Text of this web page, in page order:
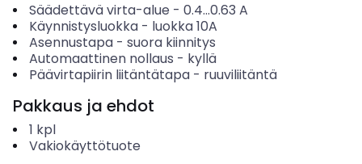
Säädettävä virta-alue - 0.4...0.63 A
Käynnistysluokka- luokka 10A
Asennustapa- suora kiinnitys
Automaattinen nollaus - kyllä
Päävirtapiirin liitäntätapa- ruuviliitäntä
Pakkaus ja ehdot
1 kpl
Vakiokäyttötuote